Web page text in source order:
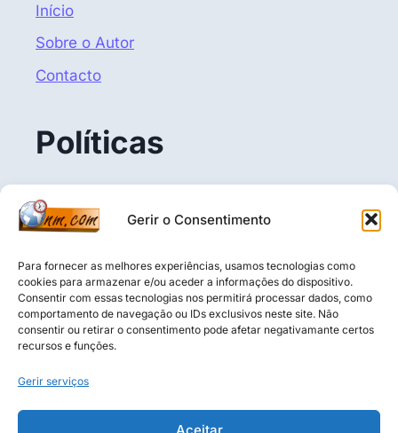
Gerir o Consentimento
Para fornecer as melhores experiências, usamos tecnologias como
cookies para armazenar e/ou aceder a informações do dispositivo.
Consentir com essas tecnologias nos permitirá processar dados, como
comportamento de navegação ou IDs exclusivos neste site. Não
consentir ou retirar o consentimento pode afetar negativamante certos
recursos e funções.
Gerir serviços
Aceitar
Início
Sobre o Autor
Contacto
Políticas
Politica de Privacidade
Termos e Condições
Aviso Legal: O conteúdo deste blogue é puramente
Não constitui aconselhamento financeiro,
mobiliários nos termos da CMVM. O leitor é